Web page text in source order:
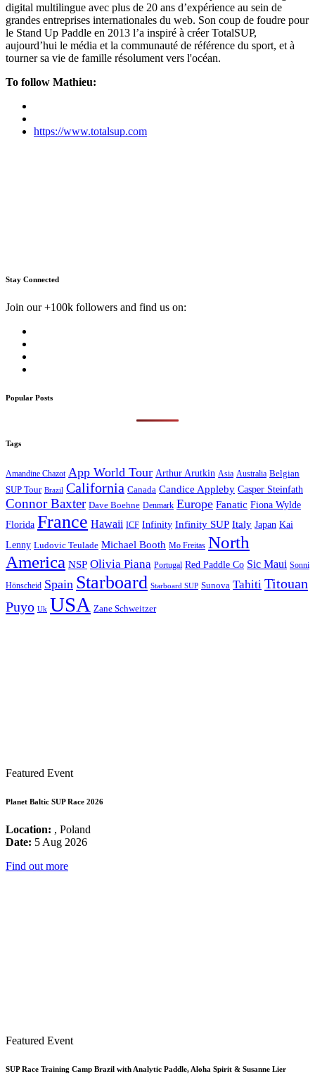
digital multilingue avec plus de 20 ans d’expérience au sein de
grandes entreprises internationales du web. Son coup de foudre pour
le Stand Up Paddle en 2013 l’a inspiré à créer TotalSUP,
aujourd’hui le média et la communauté de référence du sport, et à
tourner sa vie de famille résolument vers l'océan.
To follow Mathieu:
https://www.totalsup.com
Stay Connected
Join our +100k followers and find us on:
Popular Posts
Tags
Amandine Chazot App World Tour Arthur Arutkin Asia Australia Belgian
SUP Tour Brazil California Canada Candice Appleby Casper Steinfath
Connor Baxter Dave Boehne Denmark Europe Fanatic Fiona Wylde
Florida France Hawaii ICF Infinity Infinity SUP Italy Japan Kai
Lenny Ludovic Teulade Michael Booth Mo Freitas North
America NSP Olivia Piana Portugal Red Paddle Co Sic Maui Sonni
Hönscheid Spain Starboard Starboard SUP Sunova Tahiti Titouan
Puyo Uk USA Zane Schweitzer
Featured Event
Planet Baltic SUP Race 2026
Location: , Poland
Date: 5 Aug 2026
Find out more
Featured Event
SUP Race Training Camp Brazil with Analytic Paddle, Aloha Spirit & Susanne Lier